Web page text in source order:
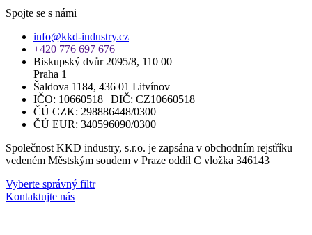
Spojte se s námi
info@kkd-industry.cz
+420 776 697 676
Biskupský dvůr 2095/8, 110 00
Praha 1
Šaldova 1184, 436 01 Litvínov
IČO: 10660518 | DIČ: CZ10660518
ČÚ CZK: 298886448/0300
ČÚ EUR: 340596090/0300
Společnost KKD industry, s.r.o. je zapsána v obchodním rejstříku
vedeném Městským soudem v Praze oddíl C vložka 346143
Vyberte správný filtr
Kontaktujte nás